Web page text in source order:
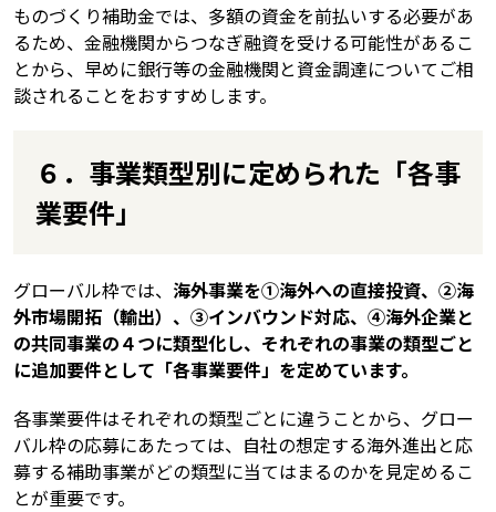
ものづくり補助金では、多額の資金を前払いする必要があ
るため、金融機関からつなぎ融資を受ける可能性があるこ
とから、早めに銀行等の金融機関と資金調達についてご相
談されることをおすすめします。
６．事業類型別に定められた「各事
業要件」
グローバル枠では、 海外事業を①海外への直接投資、②海
外市場開拓（輸出）、③インバウンド対応、④海外企業と
の共同事業の４つに類型化し、それぞれの事業の類型ごと
に追加要件として「各事業要件」を定めています。
各事業要件はそれぞれの類型ごとに違うことから、グロー
バル枠の応募にあたっては、自社の想定する海外進出と応
募する補助事業がどの類型に当てはまるのかを見定めるこ
とが重要です。